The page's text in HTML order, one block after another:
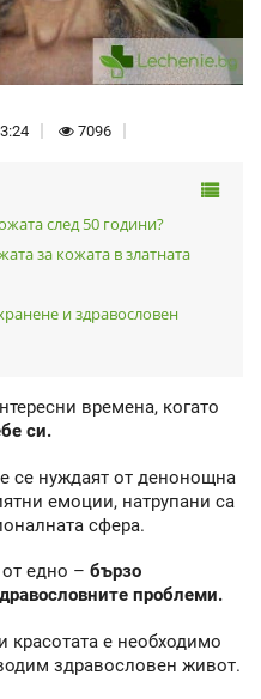
7096
след 50 години?
за кожата в златната
и здравословен
времена, когато
си.
се нуждаят от денонощна
емоции, натрупани са
сфера.
едно – бързо
проблеми.
красотата е необходимо
здравословен живот.